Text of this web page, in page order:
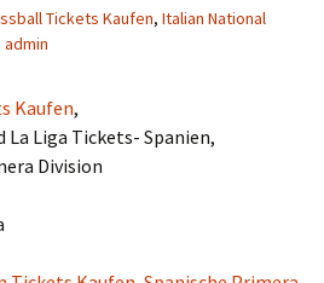
Tickets Kaufen, Italian National
admin
Kaufen,
Liga Tickets- Spanien,
Division